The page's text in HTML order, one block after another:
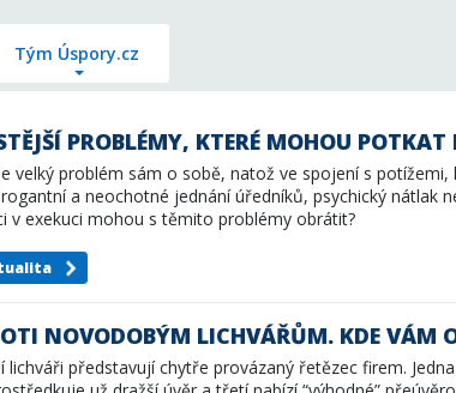
Tým Úspory.cz
PROBLÉMY, KTERÉ MOHOU
velký problém sám o sobě, natož ve spojení s
a neochotné jednání úředníků, psychický nátlak
v exekuci mohou s těmito problémy obrátit?
NOVODOBÝM LICHVÁŘŮM. KDE VÁM
lichváři představují chytře provázaný řetězec firem.